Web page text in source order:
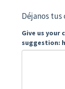
Déjanos
Give us your
suggestion: